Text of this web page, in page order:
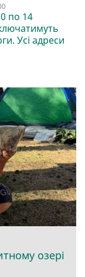
по 14
Усі адреси
озері